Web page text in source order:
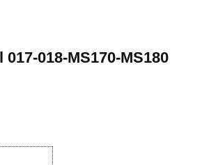
017-018-MS170-MS180